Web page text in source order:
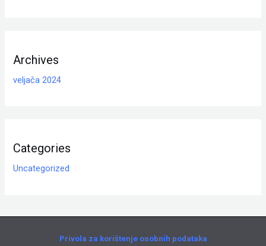
Archives
veljača 2024
Categories
Uncategorized
Privola za korištenje osobnih podataka